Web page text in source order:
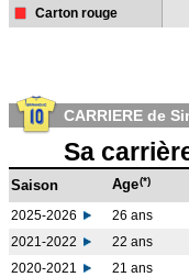
Carton rouge
CARRIERE de
Sa
Saison Age(*)
2025-2026 26 ans
2021-2022
22 ans
2020-2021
21 ans